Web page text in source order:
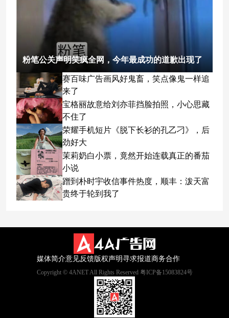
粉笔公关声明笑疯全网，今年最成功的道歉出现了
赛百味广告画风好鬼畜，笑点像鬼一样追
来了
宝格丽故意给刘亦菲挡脸拍照，小心思藏
不住了
荣耀手机短片《脱下长衫的孔乙刁》，后
劲好大
茉莉奶白小票，竟然开始连载真正的番茄
小说
蹭到朴时宇收信事件热度，顺丰：泼天富
贵终于轮到我了
媒体简介意见反馈版权声明寻求报道商务合作
Copyright © 4ANET All Rights Reserved 粤ICP备15083824号